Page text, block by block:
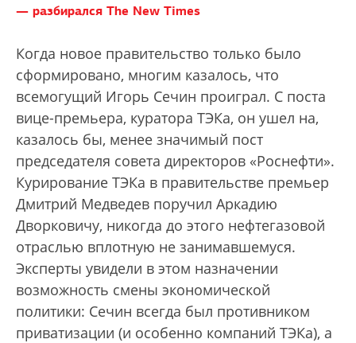
— разбирался The New Times
Когда новое правительство только было
сформировано, многим казалось, что
всемогущий Игорь Сечин проиграл. С поста
вице-премьера, куратора ТЭКа, он ушел на,
казалось бы, менее значимый пост
председателя совета директоров «Роснефти».
Курирование ТЭКа в правительстве премьер
Дмитрий Медведев поручил Аркадию
Дворковичу, никогда до этого нефтегазовой
отраслью вплотную не занимавшемуся.
Эксперты увидели в этом назначении
возможность смены экономической
политики: Сечин всегда был противником
приватизации (и особенно компаний ТЭКа), а